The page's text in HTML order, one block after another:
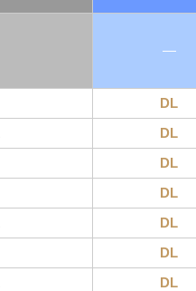
―
DL
DL
DL
DL
DL
DL
DL